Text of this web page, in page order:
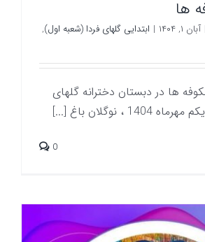
ها
آبان ۱, ۱۴۰۴ | ابتدایی گلهای فردا (شعبه اول),
ها در دبستان دخترانه گلهای
0